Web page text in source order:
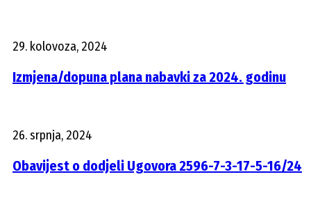
29. kolovoza, 2024
Izmjena/dopuna plana nabavki za 2024. godinu
26. srpnja, 2024
Obavijest o dodjeli Ugovora 2596-7-3-17-5-16/24